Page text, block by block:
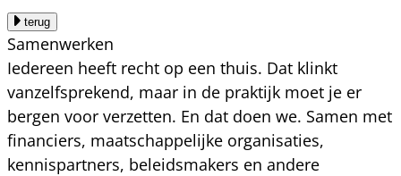
terug
Samenwerken
Iedereen heeft recht op een thuis. Dat klinkt
vanzelfsprekend, maar in de praktijk moet je er
bergen voor verzetten. En dat doen we. Samen met
financiers, maatschappelijke organisaties,
kennispartners, beleidsmakers en andere